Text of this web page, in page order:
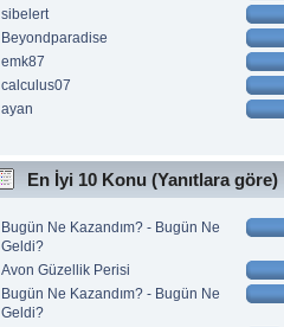
sibelert
Beyondparadise
emk87
calculus07
ayan
En İyi 10 Konu (Yanıtlara göre)
Bugün Ne Kazandım? - Bugün Ne
Geldi?
Avon Güzellik Perisi
Bugün Ne Kazandım? - Bugün Ne
Geldi?